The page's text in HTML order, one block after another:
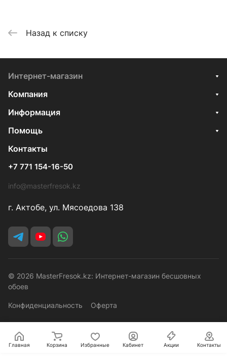
Назад к списку
Интернет-магазин
Компания
Информация
Помощь
Контакты
+7 771 154-16-50
info@masterfresok.kz
г. Актобе, ул. Мясоедова 138
© 2026 MasterFresok.kz: Интернет-магазин бесшовных
обоев
Конфиденциальность Оферта
Главная Корзина Избранные Кабинет Акции Контакты